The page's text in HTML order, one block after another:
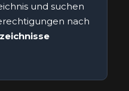
und suchen
nach